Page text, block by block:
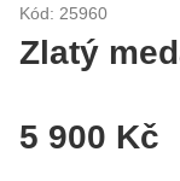
Kód: 25960
Zlatý
5 900 Kč